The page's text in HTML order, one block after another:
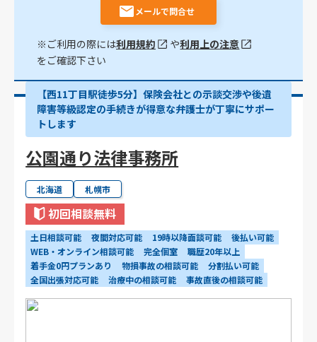
メールで問合せ
※ご利用の際には利用規約 や利用上の注意
をご確認下さい
【西11丁目駅徒歩5分】保険会社との示談交渉や後遺
障害等級認定の手続きが得意な弁護士が丁寧にサポー
トします
公園通り法律事務所
北海道 札幌市
初回相談無料
土日相談可能 夜間対応可能 19時以降面談可能
後払い可能
WEB・オンライン相談可能
完全個室
職歴20年以上
着手金0円プランあり
物損事故の相談可能
分割払い可能
全国出張対応可能
治療中の相談可能 事故直後の相談可能